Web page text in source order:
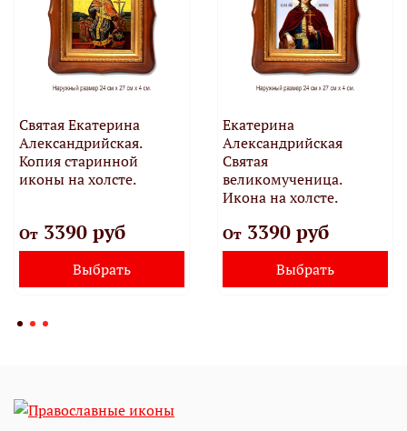
Святая Екатерина
Александрийская.
Копия старинной
иконы на холсте.
От3390 руб
Выбрать
Екатерина
Александрийская
Святая
великомученица.
Икона на холсте.
От3390 руб
Выбрать